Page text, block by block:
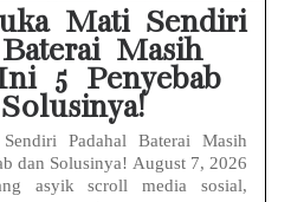
Mati Sendiri
Masih
5 Penyebab
Padahal Baterai Masih
dan Solusinya! August 7, 2026
asyik scroll media sosial,